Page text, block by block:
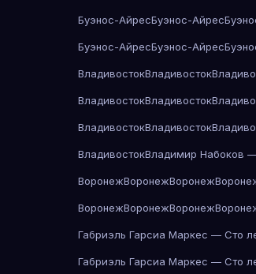
Буэнос-АйресБуэнос-Айрес
Буэнос-АйресБуэнос-Айрес
ВладивостокВладивосток
ВладивостокВладивосток
ВладивостокВладивосток
ВладивостокВладимир Набоков
ВоронежВоронежВоронеж
ВоронежВоронежВоронеж
Габриэль Гарсиа Маркес — Сто
Габриэль Гарсиа Маркес — Сто